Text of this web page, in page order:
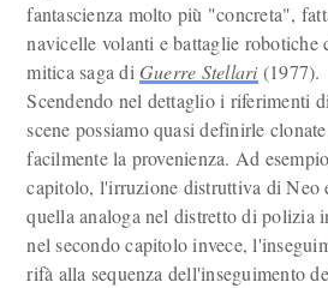
fantascienza molto più "concreta",
navicelle volanti e battaglie robotiche
mitica saga di Guerre Stellari(1977).
Scendendo nel dettaglio i riferimenti
scene possiamo quasi definirle
facilmente la provenienza. Ad
capitolo, l'irruzione distruttiva di Neo
quella analoga nel distretto di polizia
nel secondo capitolo invece,
rifà alla sequenza dell'inseguimento